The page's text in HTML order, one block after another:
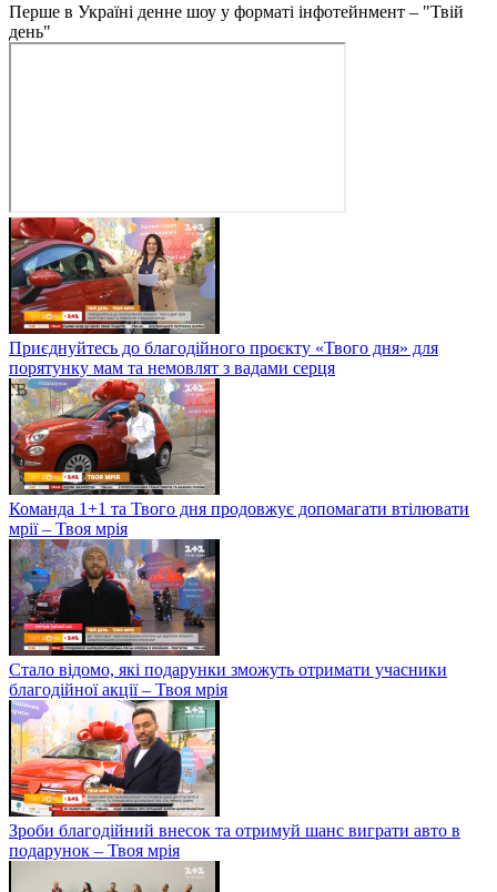
Перше в Україні денне шоу у форматі інфотейнмент – "Твій
день"
Приєднуйтесь до благодійного проєкту «Твого дня» для
порятунку мам та немовлят з вадами серця
Команда 1+1 та Твого дня продовжує допомагати втілювати
мрії – Твоя мрія
Стало відомо, які подарунки зможуть отримати учасники
благодійної акції – Твоя мрія
Зроби благодійний внесок та отримуй шанс виграти авто в
подарунок – Твоя мрія